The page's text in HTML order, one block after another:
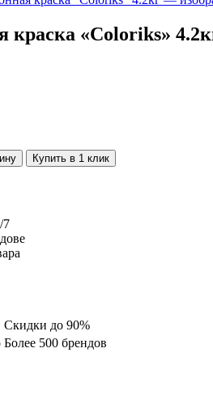
краска «Coloriks»
Купить в 1 клик
7
Скидки до 90%
Более 500 брендов